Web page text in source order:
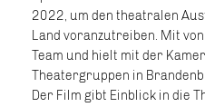
2022, um den theatralen
Land voranzutreiben. Mit
Team und hielt mit der
Theatergruppen in
Der Film gibt Einblick in die